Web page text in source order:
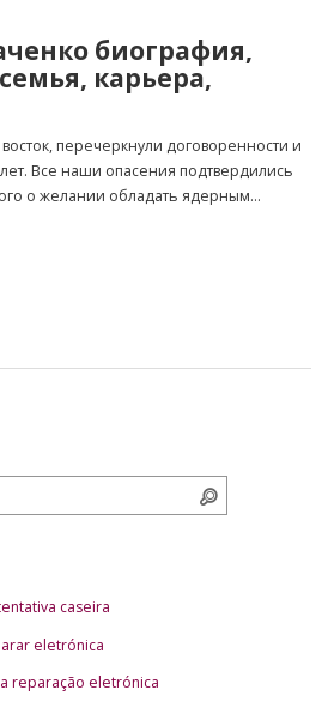
биография,
карьера,
перечеркнули договоренности и
Все наши опасения подтвердились
о желании обладать ядерным
бы с большой войной. Путь,
caseira
eletrónica
reparação eletrónica